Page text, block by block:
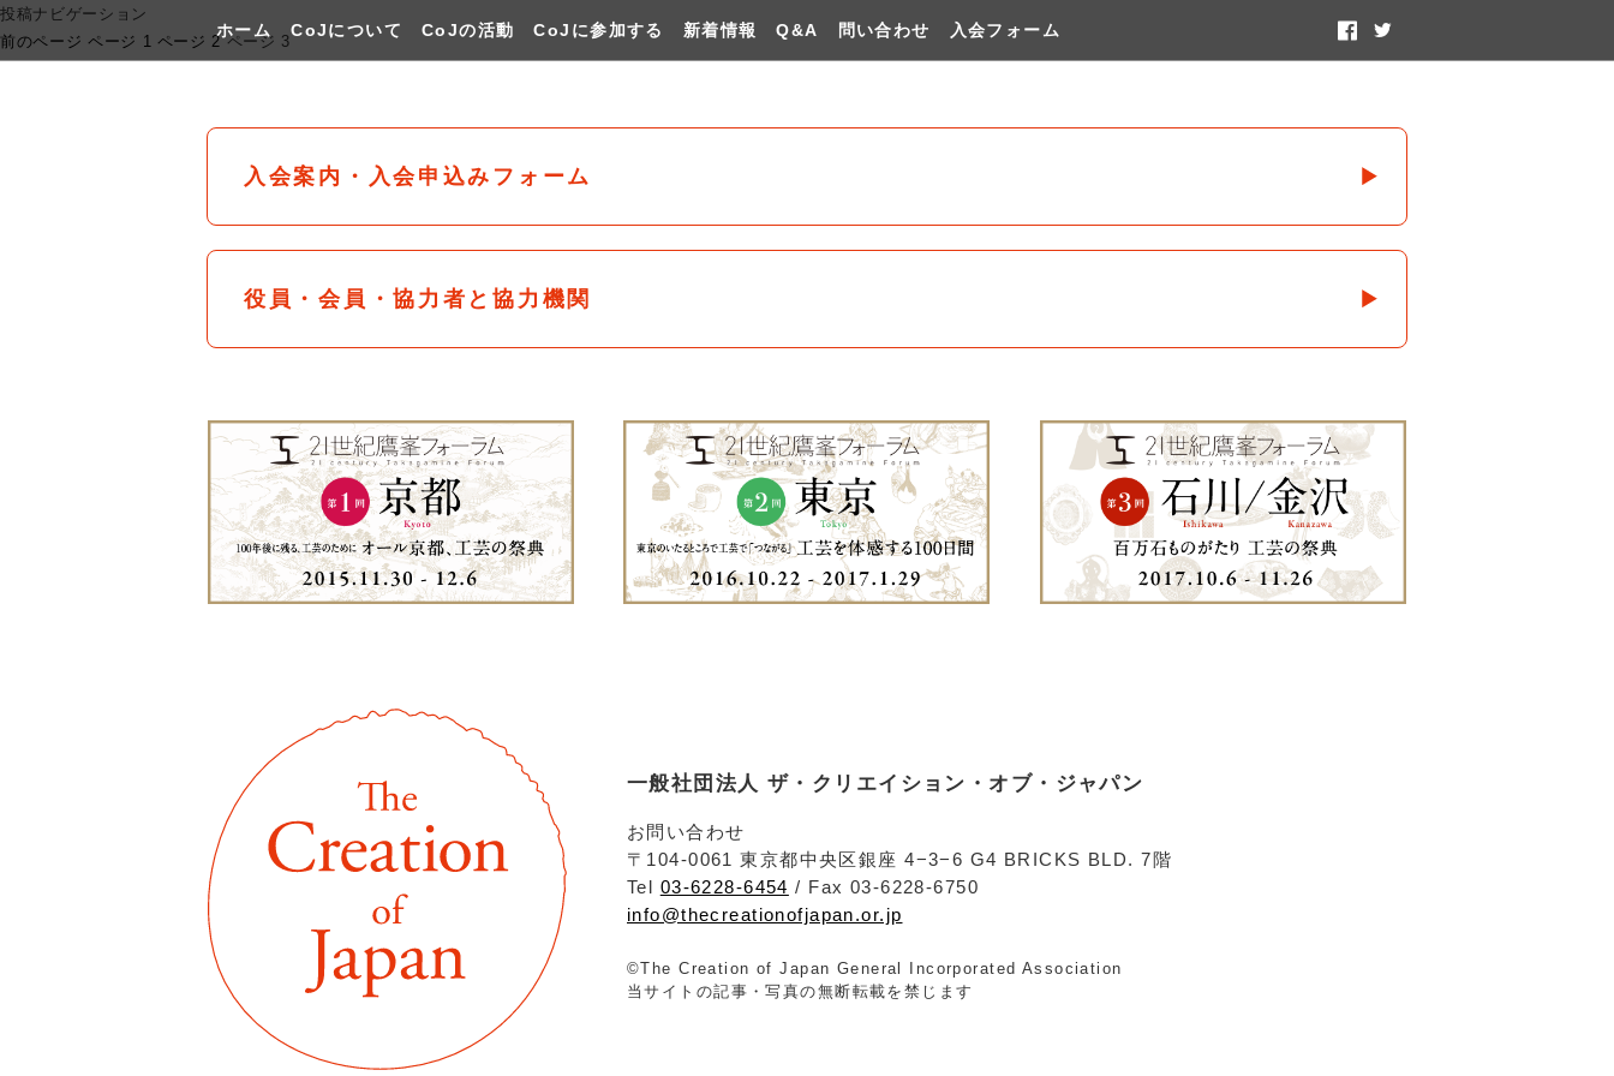
ホーム CoJについて CoJの活動 CoJに参加する 新着情報 Q&A 問い合わせ 入会フォーム
投稿ナビゲーション
前のページ ページ 1 ページ2 ページ 3
入会案内・入会申込みフォーム
役員・会員・協力者と協力機関
一般社団法人 ザ・クリエイション・オブ・ジャパン
お問い合わせ
〒104-0061 東京都中央区銀座 4−3−6 G4 BRICKS BLD. 7階
Tel 03-6228-6454 / Fax 03-6228-6750
info@thecreationofjapan.or.jp
©The Creation of Japan General Incorporated Association
当サイトの記事・写真の無断転載を禁じます